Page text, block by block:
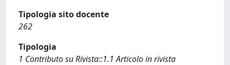
Tipologia sito docente
262
Tipologia
1 Contributo su Rivista::1.1 Articolo in rivista